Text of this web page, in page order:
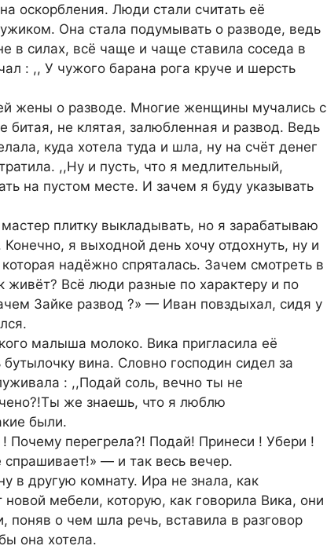
оскорбления. Люди стали считать её
Она стала подумывать о разводе, ведь
в силах, всё чаще и чаще ставила соседа в
: ,, У чужого барана рога круче и шерсть
жены о разводе. Многие женщины мучались с
не клятая, залюбленная и развод. Ведь
куда хотела туда и шла, ну на счёт денег
,,Ну и пусть, что я медлительный,
на пустом месте. И зачем я буду указывать
плитку выкладывать, но я зарабатываю
я выходной день хочу отдохнуть, ну и
надёжно спряталась. Зачем смотреть в
живёт? Всё люди разные по характеру и по
Зайке развод ?» — Иван повздыхал, сидя у
малыша молоко. Вика пригласила её
вина. Словно господин сидел за
: ,,Подай соль, вечно ты не
же знаешь, что я люблю
были.
Почему перегрела?! Подай! Принеси ! Убери !
— и так весь вечер.
в другую комнату. Ира не знала, как
мебели, которую, как говорила Вика, они
поняв о чем шла речь, вставила в разговор
она хотела.